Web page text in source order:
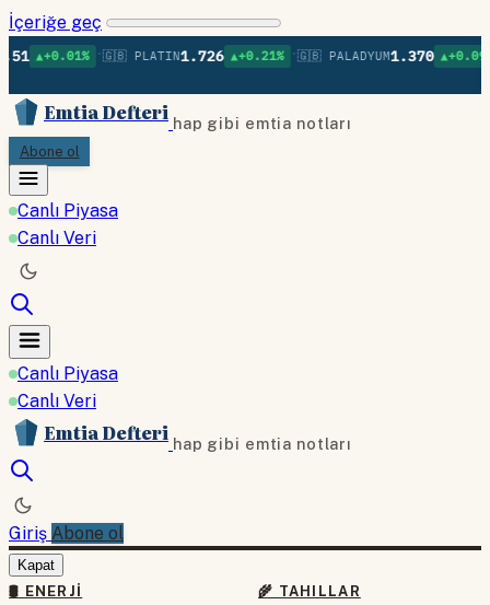
İçeriğe geç
•🇬🇧 PLATIN1.726 ▲+0.21% •🇬🇧 PALADYUM 1.370 ▲+0.09% •🇬🇧
Emtia Defteri hap gibi emtia notları
Abone ol
Canlı Piyasa
Canlı Veri
Canlı Piyasa
Canlı Veri
Emtia Defteri hap gibi emtia notları
Giriş Abone ol
Kapat
🛢 ENERJI
🌾 TAHILLAR